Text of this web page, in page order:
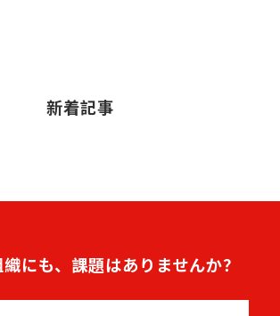
新着記事
にも、課題はありませんか？